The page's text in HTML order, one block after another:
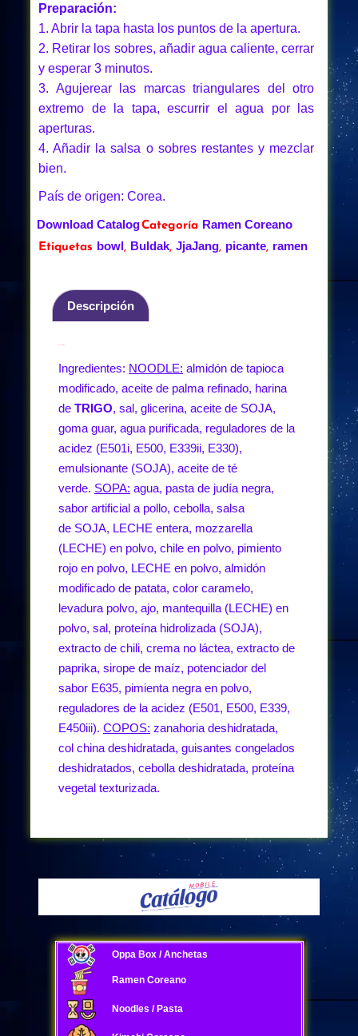
Preparación:
1. Abrir la tapa hasta los puntos de la apertura.
2. Retirar los sobres, añadir agua caliente, cerrar
y esperar 3 minutos.
3. Agujerear las marcas triangulares del otro
extremo de la tapa, escurrir el agua por las
aperturas.
4. Añadir la salsa o sobres restantes y mezclar
bien.
País de origen: Corea.
Download CatalogCategoría Ramen Coreano
Etiquetas bowl, Buldak, JjaJang, picante, ramen
Descripción
Ingredientes: NOODLE: almidón de tapioca
modificado, aceite de palma refinado, harina
de TRIGO, sal, glicerina, aceite de SOJA,
goma guar, agua purificada, reguladores de la
acidez (E501i, E500, E339ii, E330),
emulsionante (SOJA), aceite de té
verde. SOPA: agua, pasta de judía negra,
sabor artificial a pollo, cebolla, salsa
de SOJA, LECHE entera, mozzarella
(LECHE) en polvo, chile en polvo, pimiento
rojo en polvo, LECHE en polvo, almidón
modificado de patata, color caramelo,
levadura polvo, ajo, mantequilla (LECHE) en
polvo, sal, proteína hidrolizada (SOJA),
extracto de chili, crema no láctea, extracto de
paprika, sirope de maíz, potenciador del
sabor E635, pimienta negra en polvo,
reguladores de la acidez (E501, E500, E339,
E450iii). COPOS: zanahoria deshidratada,
col china deshidratada, guisantes congelados
deshidratados, cebolla deshidratada, proteína
vegetal texturizada.
Oppa Box / Anchetas
Ramen Coreano
Noodles / Pasta